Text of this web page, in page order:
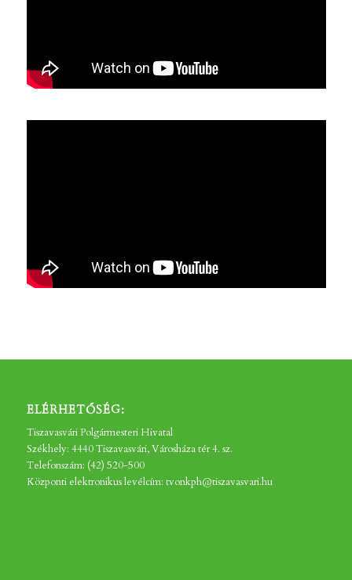
ELÉRHETŐSÉG:
Tiszavasvári Polgármesteri Hivatal
Székhely: 4440 Tiszavasvári, Városháza tér 4. sz.
Telefonszám: (42) 520-500
Központi elektronikus levélcím: tvonkph@tiszavasvari.hu